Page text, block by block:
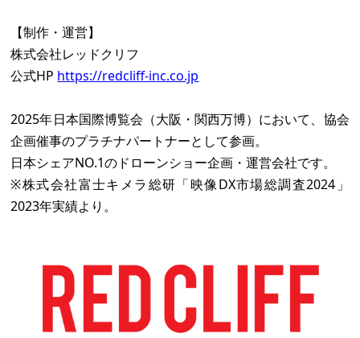
【制作・運営】
株式会社レッドクリフ
公式HP https://redcliff-inc.co.jp
2025年日本国際博覧会（大阪・関西万博）において、協会
企画催事のプラチナパートナーとして参画。
日本シェアNO.1のドローンショー企画・運営会社です。
※株式会社富士キメラ総研「映像DX市場総調査2024」
2023年実績より。